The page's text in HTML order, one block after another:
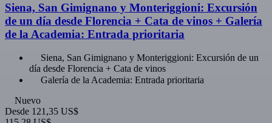
Siena, San Gimignano y Monteriggioni: Excursión
de un día desde Florencia + Cata de vinos + Galería
de la Academia: Entrada prioritaria
Siena, San Gimignano y Monteriggioni: Excursión de un
día desde Florencia + Cata de vinos
Galería de la Academia: Entrada prioritaria
Nuevo
Desde 121,35 US$